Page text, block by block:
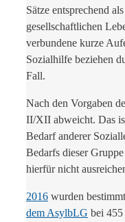
Sätze entsprechend
gesellschaftlichen
verbundene kurze
Sozialhilfe beziehen
Fall.
Nach den Vorgaben
II/XII abweicht. Das
Bedarf anderer
Bedarfs dieser
hierfür nicht
2016 wurden
dem AsylbLG bei